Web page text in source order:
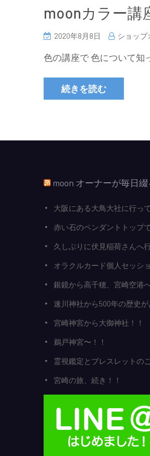
moonカラー講
2020年8月8日 ショップ
色の講座で 色について知
続きを読む
moon オーナーが毎日
大阪にある大鳥大社に行っ
赤い石のペンダントトップ
久しぶりに伏見稲荷さんへ
オラクルカード個人セッシ
銀鏡から高千穂、宮崎空港
速川神社から500年の歴史が
宮崎神宮から大御神社！！
鵜戸神宮〜！！
霊視鑑定とブレスレットの
宮崎の旅、続き！！